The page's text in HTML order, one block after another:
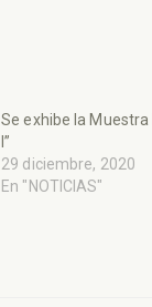
Se exhibe la
I”
29 diciembre, 2020
En "NOTICIAS"